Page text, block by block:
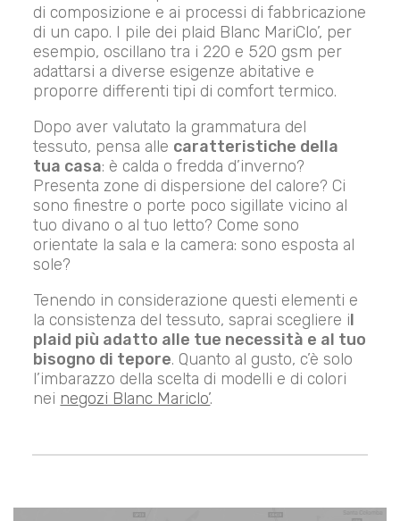
di composizione e ai processi di fabbricazione
di un capo. I pile dei plaid Blanc MariClo’, per
esempio, oscillano tra i 220 e 520 gsm per
adattarsi a diverse esigenze abitative e
proporre differenti tipi di comfort termico.
Dopo aver valutato la grammatura del
tessuto, pensa alle caratteristiche della
tua casa: è calda o fredda d’inverno?
Presenta zone di dispersione del calore? Ci
sono finestre o porte poco sigillate vicino al
tuo divano o al tuo letto? Come sono
orientate la sala e la camera: sono esposta al
sole?
Tenendo in considerazione questi elementi e
la consistenza del tessuto, saprai scegliere il
plaid più adatto alle tue necessità e al tuo
bisogno di tepore. Quanto al gusto, c’è solo
l’imbarazzo della scelta di modelli e di colori
nei negozi Blanc Mariclo’.